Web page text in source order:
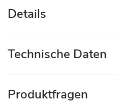
Details
Technische Daten
Produktfragen